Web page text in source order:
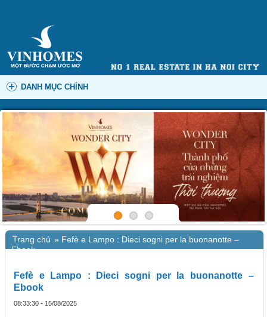
DANH MỤC CHÍNH
Trang chủ » Fefè e Lampo : Dieci sogni per la buonanotte –
Ebook
Fefè e Lampo : Dieci sogni per la buonanotte –
Ebook
08:33:30 - 15/08/2025